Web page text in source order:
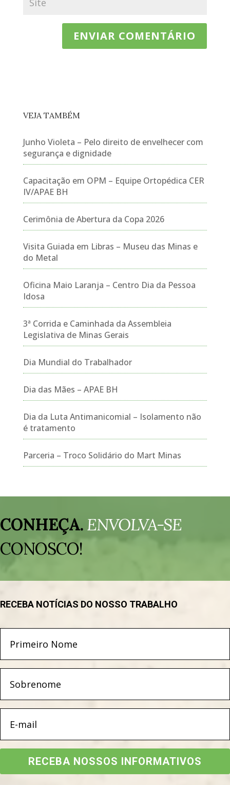
VEJA TAMBÉM
Junho Violeta – Pelo direito de envelhecer com
segurança e dignidade
Capacitação em OPM – Equipe Ortopédica CER
IV/APAE BH
Cerimônia de Abertura da Copa 2026
Visita Guiada em Libras – Museu das Minas e
do Metal
Oficina Maio Laranja – Centro Dia da Pessoa
Idosa
3ª Corrida e Caminhada da Assembleia
Legislativa de Minas Gerais
Dia Mundial do Trabalhador
Dia das Mães – APAE BH
Dia da Luta Antimanicomial – Isolamento não
é tratamento
Parceria – Troco Solidário do Mart Minas
de
vídeo
CONHEÇA.ENVOLVA-SE
CONOSCO!
RECEBA NOTÍCIAS DO NOSSO TRABALHO
RECEBA NOSSOS INFORMATIVOS